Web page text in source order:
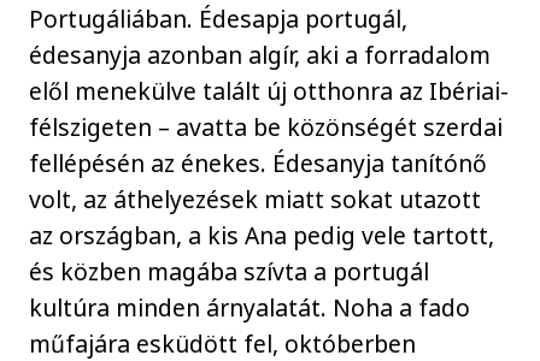
Portugáliában. Édesapja portugál,
édesanyja azonban algír, aki a forradalom
elől menekülve talált új otthonra az Ibériai-
félszigeten – avatta be közönségét szerdai
fellépésén az énekes. Édesanyja tanítónő
volt, az áthelyezések miatt sokat utazott
az országban, a kis Ana pedig vele tartott,
és közben magába szívta a portugál
kultúra minden árnyalatát. Noha a fado
műfajára esküdött fel, októberben